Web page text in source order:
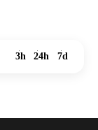
3h 24h 7d